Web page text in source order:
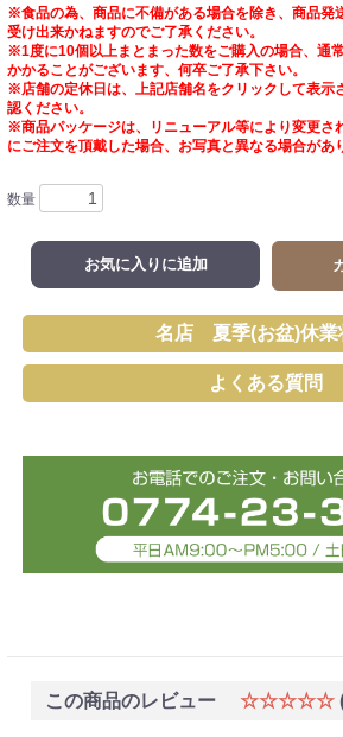
※食品の為、商品に不備がある場合を除き、商品発
受け出来かねますのでご了承ください。
※1度に10個以上まとまった数をご購入の場合、通
かかることがございます、何卒ご了承下さい。
※店舗の定休日は、上記店舗名をクリックして表示
認ください。
※商品パッケージは、リニューアル等により変更さ
にご注文を頂戴した場合、お写真と異なる場合があ
数量
お気に入りに追加
名店 夏季(お盆)休業
よくある質問
この商品のレビュー ☆☆☆☆☆